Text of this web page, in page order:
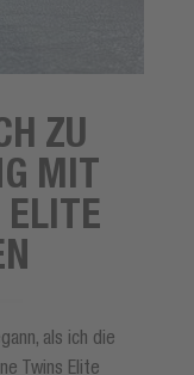
ZU
MIT
als ich die
Twins Elite